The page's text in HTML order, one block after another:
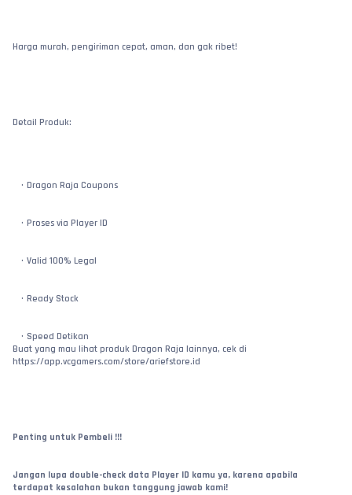
Harga murah, pengiriman cepat, aman, dan gak ribet!
Detail Produk:
Dragon Raja Coupons
Proses via Player ID
Valid 100% Legal
Ready Stock
Speed Detikan
Buat yang mau lihat produk Dragon Raja lainnya, cek di
https://app.vcgamers.com/store/ariefstore.id
Penting untuk Pembeli !!!
Jangan lupa double-check data Player ID kamu ya, karena apabila
terdapat kesalahan bukan tanggung jawab kami!